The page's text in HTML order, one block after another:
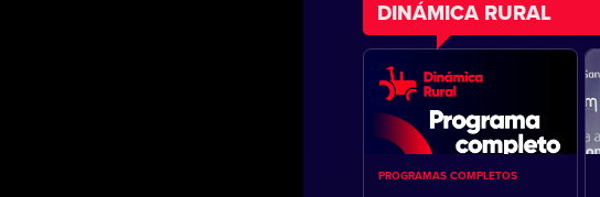
DINÁMICA RURAL
PROGRAMAS COMPLETOS